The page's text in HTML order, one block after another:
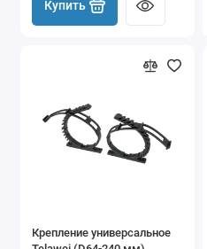
Купить
Крепление универсальное